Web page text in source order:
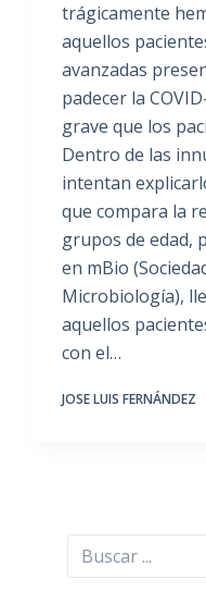
trágicamente
aquellos
avanzadas
padecer la
grave que los
Dentro de las
intentan
que compara la
grupos de edad,
en mBio
Microbiología),
aquellos
con el…
JOSE LUIS FERNÁNDEZ
Buscar